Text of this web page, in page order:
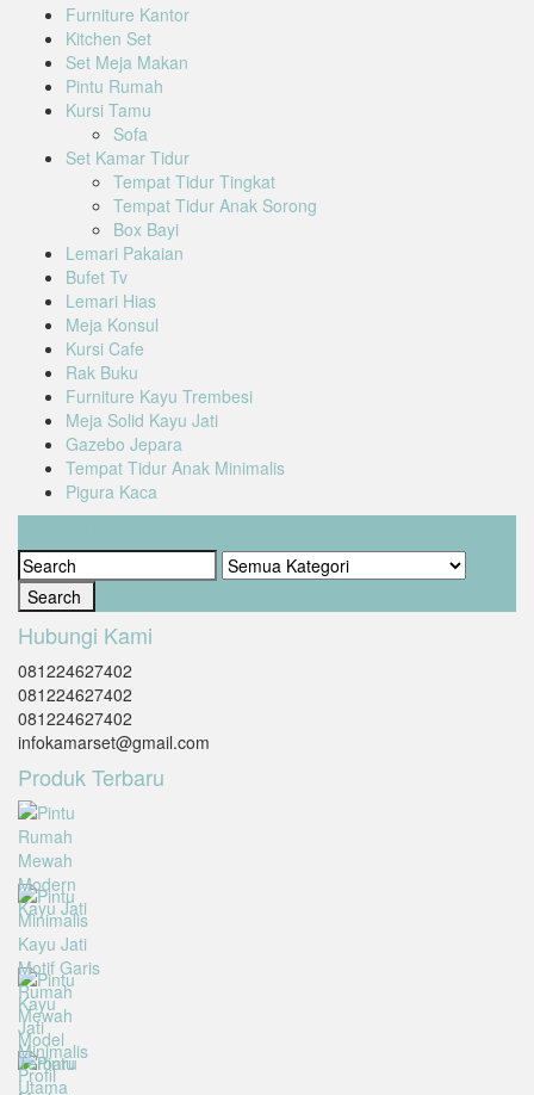
Furniture Kantor
Kitchen Set
Set Meja Makan
Pintu Rumah
Kursi Tamu
Sofa
Set Kamar Tidur
Tempat Tidur Tingkat
Tempat Tidur Anak Sorong
Box Bayi
Lemari Pakaian
Bufet Tv
Lemari Hias
Meja Konsul
Kursi Cafe
Rak Buku
Furniture Kayu Trembesi
Meja Solid Kayu Jati
Gazebo Jepara
Tempat Tidur Anak Minimalis
Pigura Kaca
Hubungi Kami
081224627402
081224627402
081224627402
infokamarset@gmail.com
Produk Terbaru